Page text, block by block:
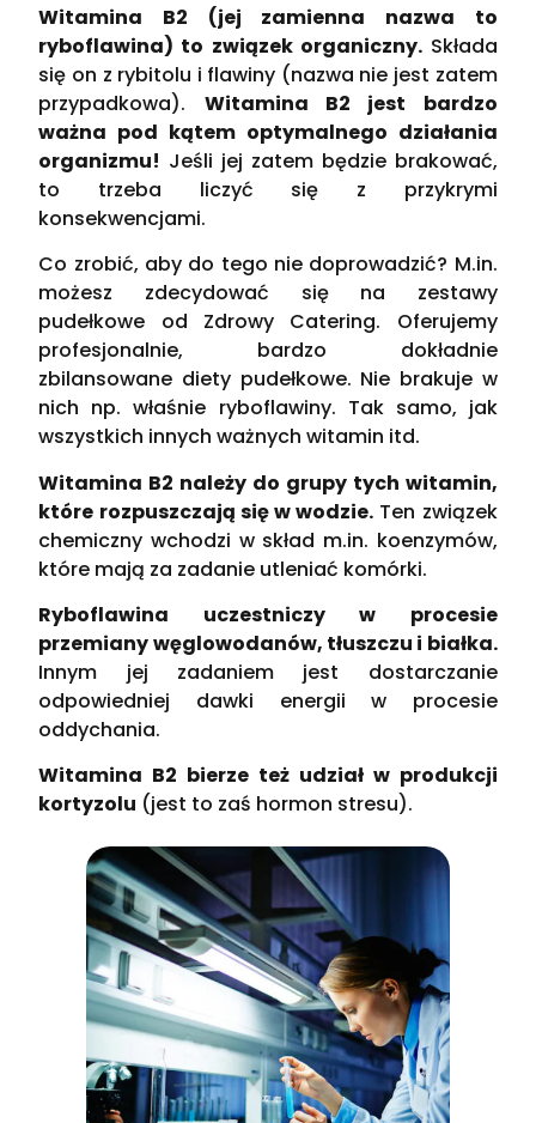
Witamina B2 (jej zamienna nazwa to
ryboflawina) to związek organiczny.Składa
się on z rybitolu i flawiny (nazwa nie jest zatem
przypadkowa). Witamina B2 jest bardzo
ważna pod kątem optymalnego działania
organizmu! Jeśli jej zatem będzie brakować,
to trzeba liczyć się z przykrymi
konsekwencjami.
Co zrobić, aby do tego nie doprowadzić? M.in.
możesz zdecydować się na zestawy
pudełkowe od Zdrowy Catering. Oferujemy
profesjonalnie, bardzo dokładnie
zbilansowane diety pudełkowe. Nie brakuje w
nich np. właśnie ryboflawiny. Tak samo, jak
wszystkich innych ważnych witamin itd.
Witamina B2 należy do grupy tych witamin,
które rozpuszczają się w wodzie. Ten związek
chemiczny wchodzi w skład m.in. koenzymów,
które mają za zadanie utleniać komórki.
Ryboflawina uczestniczy w procesie
przemiany węglowodanów, tłuszczu i białka.
Innym jej zadaniem jest dostarczanie
odpowiedniej dawki energii w procesie
oddychania.
Witamina B2 bierze też udział w produkcji
kortyzolu (jest to zaś hormon stresu).